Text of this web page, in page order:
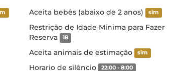
Aceita bebês (abaixo de 2 anos) sim
Restrição de Idade Mínima para Fazer
Reserva
18
Aceita animais de estimação sim
Horario de silêncio 22:00 - 8:00